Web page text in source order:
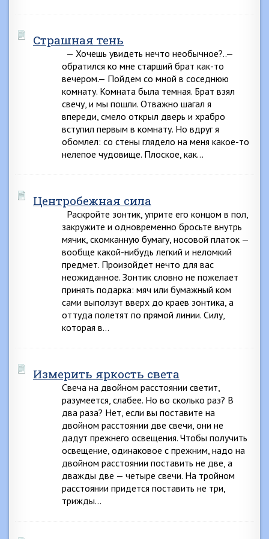
Страшная тень
— Хочешь увидеть нечто необычное?..—
обратился ко мне старший брат как-то
вечером.— Пойдем со мной в соседнюю
комнату. Комната была темная. Брат взял
свечу, и мы пошли. Отважно шагал я
впереди, смело открыл дверь и храбро
вступил первым в комнату. Но вдруг я
обомлел: со стены глядело на меня какое-то
нелепое чудовище. Плоское, как…
Центробежная сила
Раскройте зонтик, уприте его концом в пол,
закружите и одновременно бросьте внутрь
мячик, скомканную бумагу, носовой платок —
вообще какой-нибудь легкий и неломкий
предмет. Произойдет нечто для вас
неожиданное. Зонтик словно не пожелает
принять подарка: мяч или бумажный ком
сами выползут вверх до краев зонтика, а
оттуда полетят по прямой линии. Силу,
которая в…
Измерить яркость света
Свеча на двойном расстоянии светит,
разумеется, слабее. Но во сколько раз? В
два раза? Нет, если вы поставите на
двойном расстоянии две свечи, они не
дадут прежнего освещения. Чтобы получить
освещение, одинаковое с прежним, надо на
двойном расстоянии поставить не две, а
дважды две — четыре свечи. На тройном
расстоянии придется поставить не три,
трижды…